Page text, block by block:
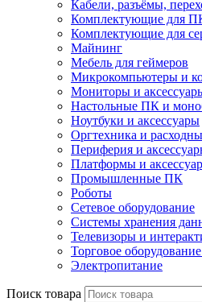
Кабели, разъёмы,
Комплектующие для
Комплектующие для
Майнинг
Мебель для геймеров
Микрокомпьютеры и
Мониторы и
Настольные ПК и
Ноутбуки и аксессуары
Оргтехника и
Периферия и
Платформы и
Промышленные ПК
Роботы
Сетевое оборудование
Системы хранения
Телевизоры и
Торговое
Электропитание
Поиск товара